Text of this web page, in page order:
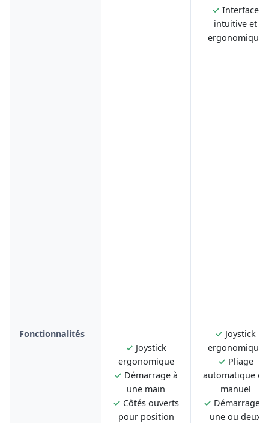
✓ Interface
intuitive et
ergonomique
Fonctionnalités
✓ Joystick
ergonomique
✓ Démarrage à
une main
✓ Côtés ouverts
pour position
✓ Joystick
ergonomique
✓ Pliage
automatique ou
manuel
✓ Démarrage à
une ou deux